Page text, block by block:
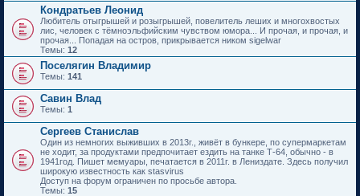
Кондратьев Леонид
Любитель отыгрышей и розыгрышей, повелитель леших и многохвостых
лис, человек с тёмноэльфийским чувством юмора... И прочая, и прочая, и
прочая... Попадая на остров, прикрывается ником sigelwar
Темы: 12
Поселягин Владимир
Темы: 141
Савин Влад
Темы: 1
Сергеев Станислав
Один из немногих выживших в 2013г., живёт в бункере, по супермаркетам
не ходит, за продуктами предпочитает ездить на танке Т-64, обычно - в
1941год. Пишет мемуары, печатается в 2011г. в Лениздате. Здесь получил
широкую известность как stasvirus
Доступ на форум ограничен по просьбе автора.
Темы: 15